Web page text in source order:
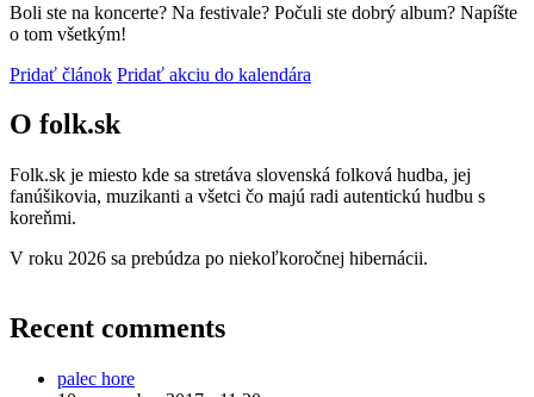
Boli ste na koncerte? Na festivale? Počuli ste dobrý album? Napíšte
o tom všetkým!
Pridať článok Pridať akciu do kalendára
O folk.sk
Folk.sk je miesto kde sa stretáva slovenská folková hudba, jej
fanúšikovia, muzikanti a všetci čo majú radi autentickú hudbu s
koreňmi.
V roku 2026 sa prebúdza po niekoľkoročnej hibernácii.
Recent comments
palec hore